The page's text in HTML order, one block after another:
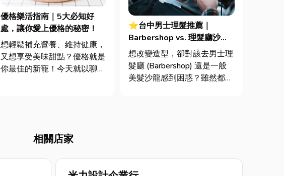
優格樂活指南｜5大必知好
處，讓你愛上優格的秘密！
想輕鬆補充營養、維持健康，
又想享受美味甜點？優格就是
你最佳的新寵！今天就以聊天
裡面到底有什麼營養？為...
⭐台中男士理髮推薦｜
Barbershop vs. 理髮廳沙
龍，男士剪髮該選誰？5大差
異讓你秒懂
想改變造型，卻對該去男士理
髮廳 (Barbershop) 還是一般
美髮沙龍感到困惑？雖然都能
相關店家